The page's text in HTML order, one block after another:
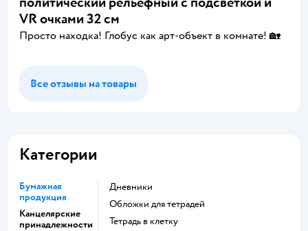
VR очками 32 см
Просто находка! Глобус как арт-объект в комнате! 🏡
Все отзывы на товары
Категории
Бумажная
продукция
Канцелярские
принадлежности
Дневники
Обложки для тетрадей
Тетрадь в клетку